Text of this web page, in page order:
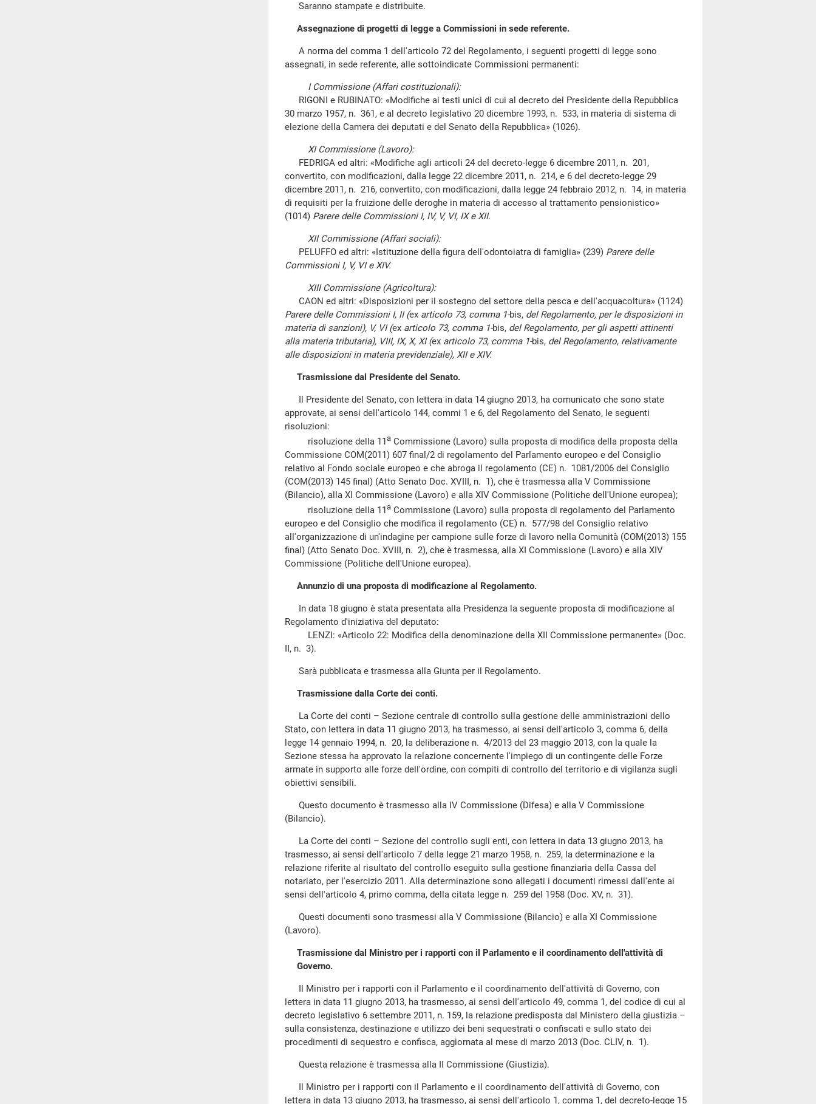
Saranno stampate e distribuite.
Assegnazione di progetti di legge a Commissioni in sede referente.
A norma del comma 1 dell'articolo 72 del Regolamento, i seguenti progetti di legge sono
assegnati, in sede referente, alle sottoindicate Commissioni permanenti:
I Commissione (Affari costituzionali):
RIGONI e RUBINATO: «Modifiche ai testi unici di cui al decreto del Presidente della Repubblica
30 marzo 1957, n. 361, e al decreto legislativo 20 dicembre 1993, n. 533, in materia di sistema di
elezione della Camera dei deputati e del Senato della Repubblica» (1026).
XI Commissione (Lavoro):
FEDRIGA ed altri: «Modifiche agli articoli 24 del decreto-legge 6 dicembre 2011, n. 201,
convertito, con modificazioni, dalla legge 22 dicembre 2011, n. 214, e 6 del decreto-legge 29
dicembre 2011, n. 216, convertito, con modificazioni, dalla legge 24 febbraio 2012, n. 14, in materia
di requisiti per la fruizione delle deroghe in materia di accesso al trattamento pensionistico»
(1014) Parere delle Commissioni I, IV, V, VI, IX e XII.
XII Commissione (Affari sociali):
PELUFFO ed altri: «Istituzione della figura dell'odontoiatra di famiglia» (239) Parere delle
Commissioni I, V, VI e XIV.
XIII Commissione (Agricoltura):
CAON ed altri: «Disposizioni per il sostegno del settore della pesca e dell'acquacoltura» (1124)
Parere delle Commissioni I, II (ex articolo 73, comma 1-bis, del Regolamento, per le disposizioni in
materia di sanzioni), V, VI (ex articolo 73, comma 1-bis, del Regolamento, per gli aspetti attinenti
alla materia tributaria), VIII, IX, X, XI (ex articolo 73, comma 1-bis, del Regolamento, relativamente
alle disposizioni in materia previdenziale), XII e XIV.
Trasmissione dal Presidente del Senato.
Il Presidente del Senato, con lettera in data 14 giugno 2013, ha comunicato che sono state
approvate, ai sensi dell'articolo 144, commi 1 e 6, del Regolamento del Senato, le seguenti
risoluzioni:
risoluzione della 11a Commissione (Lavoro) sulla proposta di modifica della proposta della
Commissione COM(2011) 607 final/2 di regolamento del Parlamento europeo e del Consiglio
relativo al Fondo sociale europeo e che abroga il regolamento (CE) n. 1081/2006 del Consiglio
(COM(2013) 145 final) (Atto Senato Doc. XVIII, n. 1), che è trasmessa alla V Commissione
(Bilancio), alla XI Commissione (Lavoro) e alla XIV Commissione (Politiche dell'Unione europea);
risoluzione della 11a Commissione (Lavoro) sulla proposta di regolamento del Parlamento
europeo e del Consiglio che modifica il regolamento (CE) n. 577/98 del Consiglio relativo
all'organizzazione di un'indagine per campione sulle forze di lavoro nella Comunità (COM(2013) 155
final) (Atto Senato Doc. XVIII, n. 2), che è trasmessa, alla XI Commissione (Lavoro) e alla XIV
Commissione (Politiche dell'Unione europea).
Annunzio di una proposta di modificazione al Regolamento.
In data 18 giugno è stata presentata alla Presidenza la seguente proposta di modificazione al
Regolamento d'iniziativa del deputato:
LENZI: «Articolo 22: Modifica della denominazione della XII Commissione permanente» (Doc.
II, n. 3).
Sarà pubblicata e trasmessa alla Giunta per il Regolamento.
Trasmissione dalla Corte dei conti.
La Corte dei conti – Sezione centrale di controllo sulla gestione delle amministrazioni dello
Stato, con lettera in data 11 giugno 2013, ha trasmesso, ai sensi dell'articolo 3, comma 6, della
legge 14 gennaio 1994, n. 20, la deliberazione n. 4/2013 del 23 maggio 2013, con la quale la
Sezione stessa ha approvato la relazione concernente l'impiego di un contingente delle Forze
armate in supporto alle forze dell'ordine, con compiti di controllo del territorio e di vigilanza sugli
obiettivi sensibili.
Questo documento è trasmesso alla IV Commissione (Difesa) e alla V Commissione
(Bilancio).
La Corte dei conti – Sezione del controllo sugli enti, con lettera in data 13 giugno 2013, ha
trasmesso, ai sensi dell'articolo 7 della legge 21 marzo 1958, n. 259, la determinazione e la
relazione riferite al risultato del controllo eseguito sulla gestione finanziaria della Cassa del
notariato, per l'esercizio 2011. Alla determinazione sono allegati i documenti rimessi dall'ente ai
sensi dell'articolo 4, primo comma, della citata legge n. 259 del 1958 (Doc. XV, n. 31).
Questi documenti sono trasmessi alla V Commissione (Bilancio) e alla XI Commissione
(Lavoro).
Trasmissione dal Ministro per i rapporti con il Parlamento e il coordinamento dell'attività di
Governo.
Il Ministro per i rapporti con il Parlamento e il coordinamento dell'attività di Governo, con
lettera in data 11 giugno 2013, ha trasmesso, ai sensi dell'articolo 49, comma 1, del codice di cui al
decreto legislativo 6 settembre 2011, n. 159, la relazione predisposta dal Ministero della giustizia –
sulla consistenza, destinazione e utilizzo dei beni sequestrati o confiscati e sullo stato dei
procedimenti di sequestro e confisca, aggiornata al mese di marzo 2013 (Doc. CLIV, n. 1).
Questa relazione è trasmessa alla II Commissione (Giustizia).
Il Ministro per i rapporti con il Parlamento e il coordinamento dell'attività di Governo, con
lettera in data 13 giugno 2013, ha trasmesso, ai sensi dell'articolo 1, comma 1, del decreto-legge 15